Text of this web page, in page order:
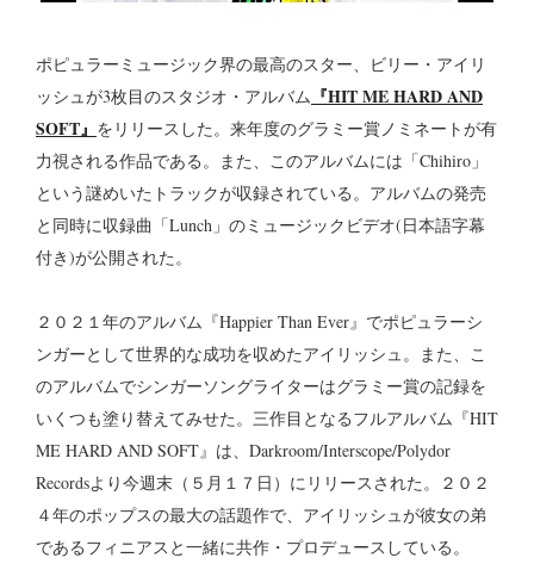
ポピュラーミュージック界の最高のスター、ビリー・アイリ
ッシュが3枚目のスタジオ・アルバム 『HIT ME HARD AND
SOFT』 をリリースした。来年度のグラミー賞ノミネートが有
力視される作品である。また、このアルバムには「Chihiro」
という謎めいたトラックが収録されている。アルバムの発売
と同時に収録曲「Lunch」のミュージックビデオ(日本語字幕
付き)が公開された。
２０２１年のアルバム『Happier Than Ever』でポピュラーシ
ンガーとして世界的な成功を収めたアイリッシュ。また、こ
のアルバムでシンガーソングライターはグラミー賞の記録を
いくつも塗り替えてみせた。三作目となるフルアルバム『HIT
ME HARD AND SOFT』は、Darkroom/Interscope/Polydor
Recordsより今週末（５月１７日）にリリースされた。２０２
４年のポップスの最大の話題作で、アイリッシュが彼女の弟
であるフィニアスと一緒に共作・プロデュースしている。